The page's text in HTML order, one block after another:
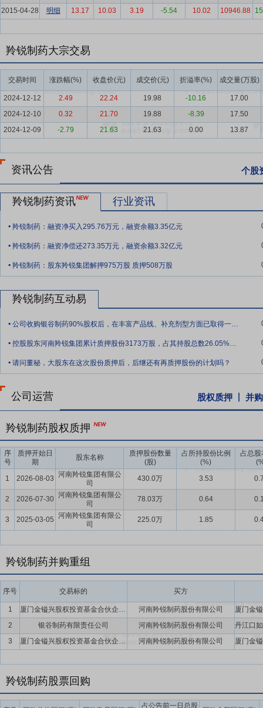
时一系列鼓励创新政策加快落地，医药行业在政策引导和市场需求调
年医药制造业规模以上企业实现营业收入24,870亿元，同比下降1.2%
事业和产业高质量发展”；国务院办公厅印发《关于提升中药质量促
强化中药质量监管等方面构建现代化产业体系，为中医药行业发展创
醉、皮肤科、儿科及营养补充剂等治疗领域。
要点9：品牌优势
近年来，公司持续聚焦消费者健康需求，将提升
要点10：渠道优势
公司多年深耕医药领域，形成较强的渠道覆盖和
营销队伍，并持续推进营销管理数字化建设，与国内优质商业客户建
要点12： 董事、监事集中竞价减持股份
2023年3月9日公司对外公告,
价减持股份计划公告》。减持股份计划实施前,董事吴希振先生持有
2015-04-28
明细 13.17 10.03 3.19 -5.54 10.02 10946.88
羚锐制药大宗交易
交易时间 涨跌幅(%) 收盘价(元) 成交价(元) 折溢率(%) 成交量(万股)
2024-12-12 2.49 22.24 19.98 -10.16
17.00
2024-12-10
0.32 21.70 19.88 -8.39
17.50
2024-12-09
-2.79 21.63 21.63 0.00 13.87
资讯公告 个股
羚锐制药资讯 行业资讯
. 羚锐制药：融资净买入295.76万元，融资余额3.35亿元
. 羚锐制药：融资净偿还273.35万元，融资余额3.32亿元
. 羚锐制药：股东羚锐集团解押975万股 质押508万股
羚锐制药互动易
. 公司收购银谷制药90%股权后，在丰富产品线、补充剂型方面已取得一定进展，但收购整
. 控股股东河南羚锐集团累计质押股份3173万股，占其持股总数26.05%，当前股价
. 请问董秘，大股东在这次股份质押后，后继还有再质押股份的计划吗？
公司运营 股权质押 并
羚锐制药股权质押
序
号
质押开始日
期
股东名称
质押股份数量
(股)
占所持股份比例
(%)
占总股
1
2026-08-03 河南羚锐集团有限公
司
430.0万 3.53
2 2026-07-30 河南羚锐集团有限公
司
78.03万 0.64
3 2025-03-05 河南羚锐集团有限公
司
225.0万 1.85
羚锐制药并购重组
序号 交易标的 买方
1 厦门金镒兴股权投资基金合伙企业(有限合伙)
河南羚锐制药股份有限公司
2
银谷制药有限责任公司
河南羚锐制药股份有限公司
3
厦门金镒兴股权投资基金合伙企业(有限合伙) 河南羚锐制药股份有限公司
羚锐制药股票回购
占公告前一日总股